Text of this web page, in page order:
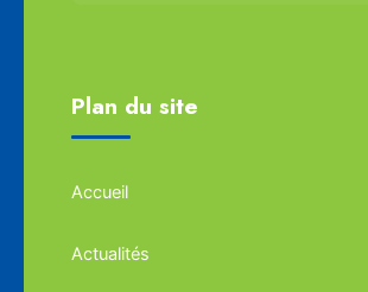
Plan du site
Accueil
Actualités